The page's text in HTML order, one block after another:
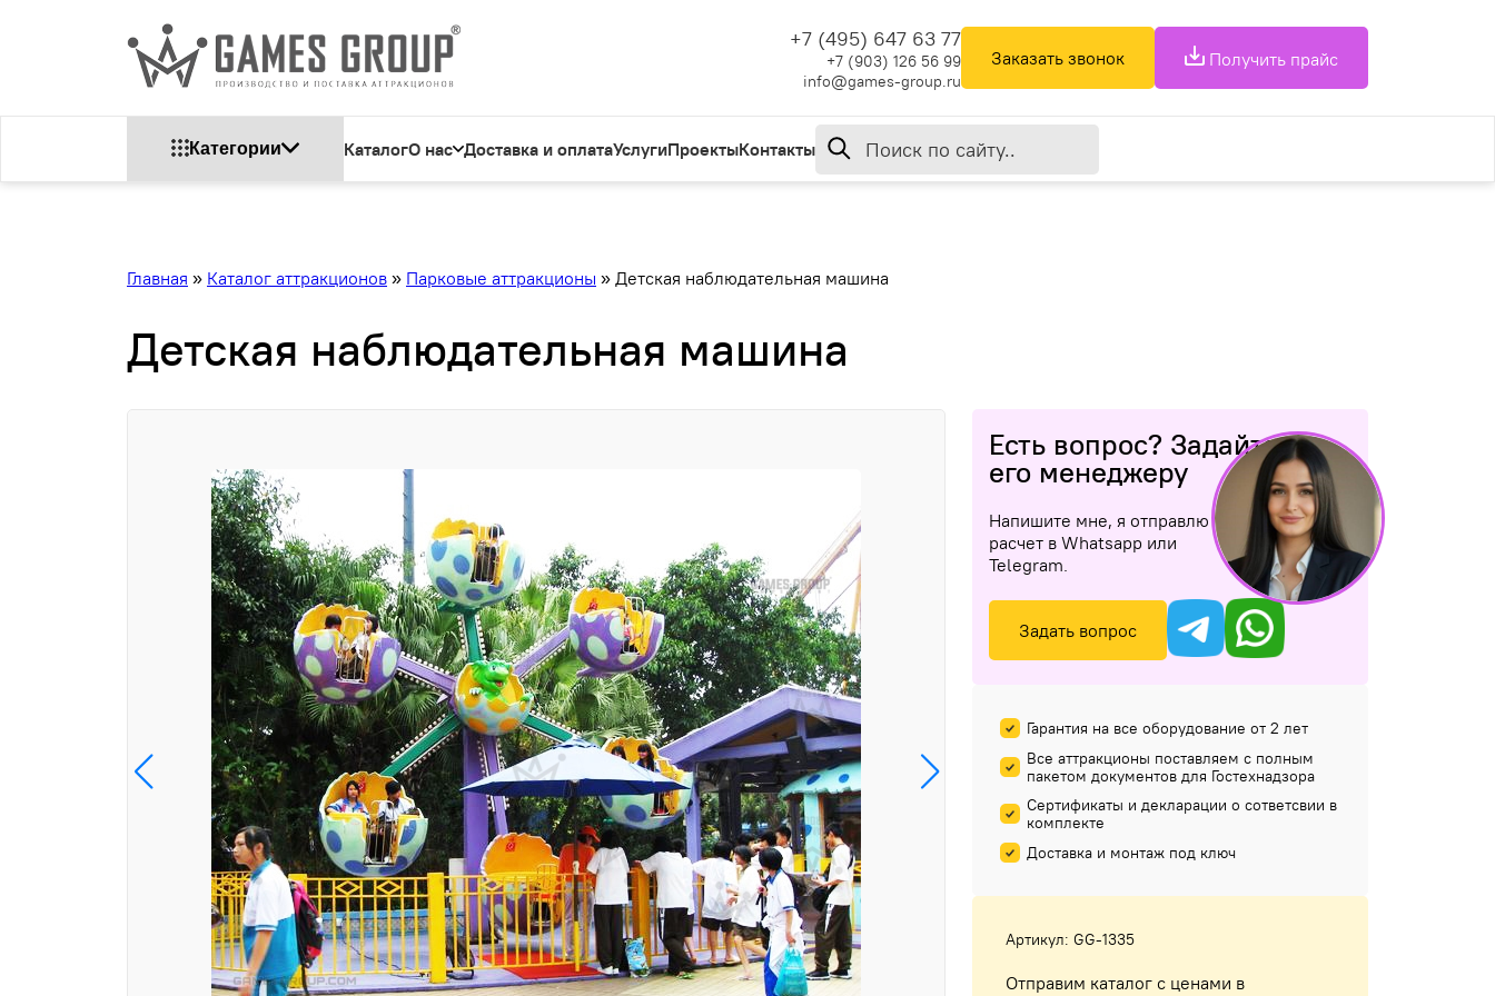
+7 (495) 647 63 77
+7 (903) 126 56 99
info@games-group.ru
Заказать звонок Получить прайс
Категории КаталогО нас Доставка и оплатаУслугиПроектыКонтакты
Главная » Каталог аттракционов » Парковые аттракционы » Детская наблюдательная машина
Детская наблюдательная машина
Есть вопрос? Задайте
его менеджеру
Напишите мне, я отправлю
расчет в Whatsapp или
Telegram.
Задать вопрос
Гарантия на все оборудование от 2 лет
Все аттракционы поставляем с полным
пакетом документов для Гостехнадзора
Сертификаты и декларации о сответсвии в
комплекте
Доставка и монтаж под ключ
Артикул: GG-1335
Отправим каталог с ценами в